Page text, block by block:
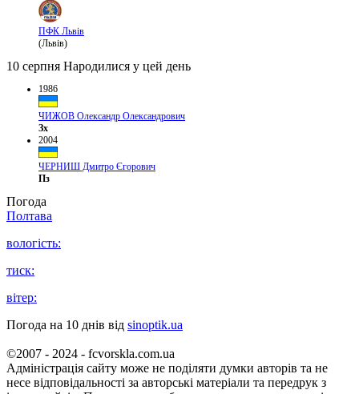
ПФК Львів
(Львів)
10 серпня Народилися у цей день
1986
ЧИЖОВ Олександр Олександрович
Зх
2004
ЧЕРНИШ Дмитро Єгорович
Пз
Погода
Полтава
вологість:
тиск:
вітер:
Погода на 10 днів від sinoptik.ua
©2007 - 2024 - fcvorskla.com.ua
Адміністрація сайту може не поділяти думки авторів та не
несе відповідальності за авторські матеріали та передрук з